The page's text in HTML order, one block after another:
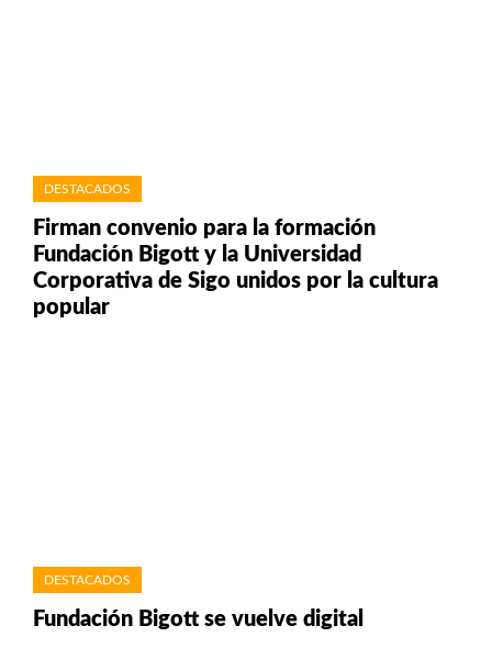
DESTACADOS
Firman convenio para la formación
Fundación Bigott y la Universidad
Corporativa de Sigo unidos por la cultura
popular
DESTACADOS
Fundación Bigott se vuelve digital